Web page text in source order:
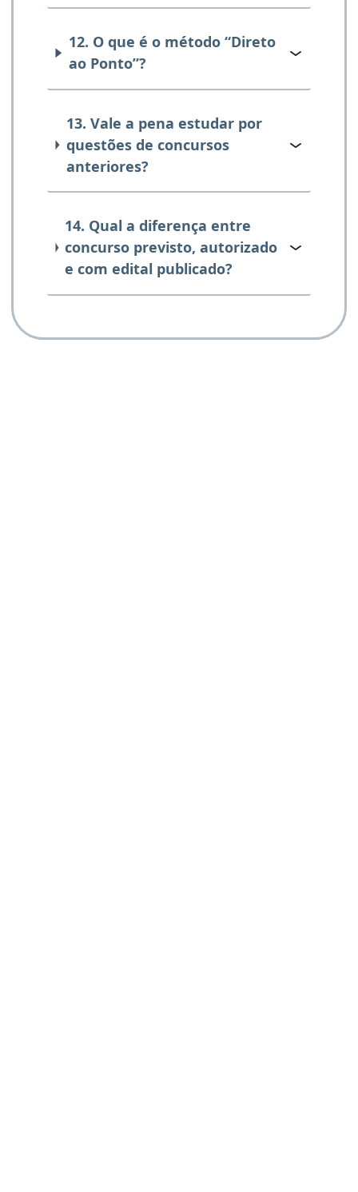
12. O que é o método “Direto
ao Ponto”?
13. Vale a pena estudar por
questões de concursos
anteriores?
14. Qual a diferença entre
concurso previsto, autorizado
e com edital publicado?